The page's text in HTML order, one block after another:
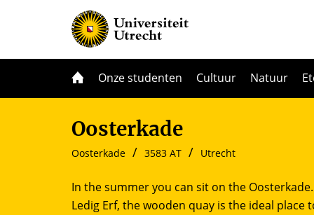
Onze studenten Cultuur Natuur
Oosterkade
Oosterkade 3583 AT Utrecht
In the summer you can sit on the
Ledig Erf, the wooden quay is the ideal